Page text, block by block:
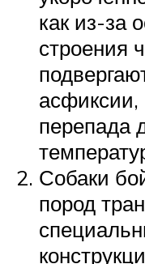
как из-за
строения
асфиксии,
перепада
Собаки
пород